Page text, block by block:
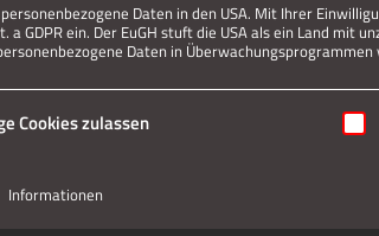
Daten in den USA. Mit Ihrer
a GDPR ein. Der EuGH stuft die USA als ein Land
Daten in
Gruppen, für die eine Einwilligung
Cookies zulassen
Informationen